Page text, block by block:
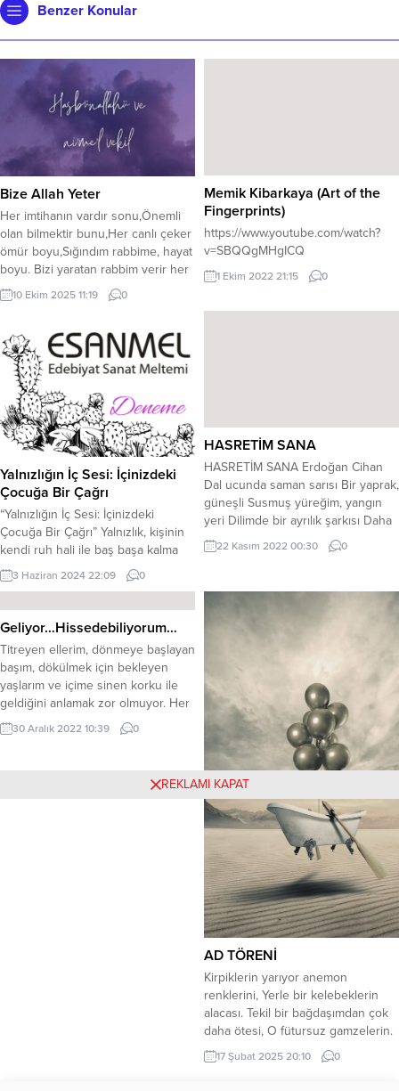
Benzer Konular
Bize Allah Yeter
Her imtihanın vardır sonu,Önemli
olan bilmektir bunu,Her canlı çeker
ömür boyu,Sığındım rabbime, hayat
boyu. Bizi yaratan rabbim verir her
şeyin hikmetini,Bırakmaz
darlıkta,hasete bizi,Güvenme kula,
başkasına gerek yok ki. Bize Allah
yeter, en büyük dosttur bize,Bize
Allah yeter, her daim o
yanımızda,Bize Allah yeter, sever
bizi...
10 Ekim 2025 11:19 0
Memik Kibarkaya (Art of the
Fingerprints)
https://www.youtube.com/watch?
v=SBQQgMHgICQ
1 Ekim 2022 21:15 0
Yalnızlığın İç Sesi: İçinizdeki
Çocuğa Bir Çağrı
“Yalnızlığın İç Sesi: İçinizdeki
Çocuğa Bir Çağrı” Yalnızlık, kişinin
kendi ruh hali ile baş başa kalma
sanatıdır. Kendi ile içten içe
konuşmasıdır. Kelimeler gizliden
Zamanın içinde kaybolmaktır…
Kendini arar durursun. Başı boş
kalmış kaldırımların sessizliğini
duyar gibiyim… Dönüşümün ta
kendisidir. Şehrin sessizliğini
ayaklarının altında hissedersin ılık...
3 Haziran 2024 22:09 0
HASRETİM SANA
HASRETİM SANA Erdoğan Cihan
Dal ucunda saman sarısı Bir yaprak,
güneşli Susmuş yüreğim, yangın
yeri Dilimde bir ayrılık şarkısı Daha
dündü kovmuştun kapından
Salıvemiştin ipini uçurtmanın
gülüm Nasıl hasretse canı çekilmiş
dere suya Nasıl hasretse bülbül
güle Dururum öyle çaresiz, bitkin
22 Kasım 2022 00:30 0
Geliyor…Hissedebiliyorum…
Titreyen ellerim, dönmeye başlayan
başım, dökülmek için bekleyen
yaşlarım ve içime sinen korku ile
geldiğini anlamak zor olmuyor. Her
sabah, her akşam, yemek yerken
hatta ve hatta uyurken bile geliyor.
benimle dalga geçecek ve benim
30 Aralık 2022 10:39 0
AD TÖRENİ
Kirpiklerin yarıyor anemon
renklerini, Yerle bir kelebeklerin
alacası. Tekil bir bağdaşımdan çok
daha ötesi, O fütursuz gamzelerin.
Yeterlidir bir gülüş bazen
Muhteşem ötesi olmasına,
17 Şubat 2025 20:10 0
REKLAMI KAPAT